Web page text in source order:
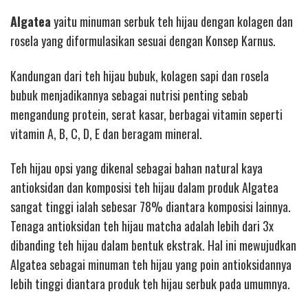
Algateayaitu minuman serbuk teh hijau dengan kolagen dan
rosela yang diformulasikan sesuai dengan Konsep Karnus.
Kandungan dari teh hijau bubuk, kolagen sapi dan rosela
bubuk menjadikannya sebagai nutrisi penting sebab
mengandung protein, serat kasar, berbagai vitamin seperti
vitamin A, B, C, D, E dan beragam mineral.
Teh hijau opsi yang dikenal sebagai bahan natural kaya
antioksidan dan komposisi teh hijau dalam produk Algatea
sangat tinggi ialah sebesar 78% diantara komposisi lainnya.
Tenaga antioksidan teh hijau matcha adalah lebih dari 3x
dibanding teh hijau dalam bentuk ekstrak. Hal ini mewujudkan
Algatea sebagai minuman teh hijau yang poin antioksidannya
lebih tinggi diantara produk teh hijau serbuk pada umumnya.